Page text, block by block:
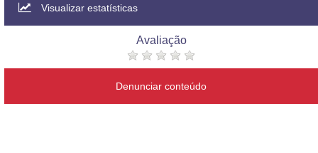
Visualizar estatísticas
Avaliação
Denunciar conteúdo